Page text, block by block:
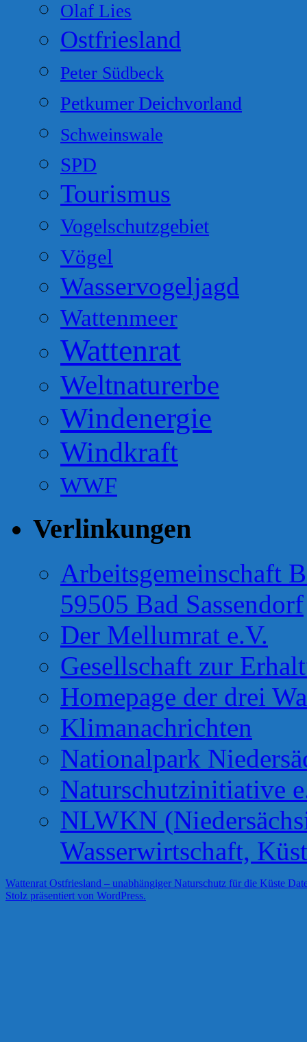
Olaf Lies
Ostfriesland
Peter Südbeck
Petkumer Deichvorland
Schweinswale
SPD
Tourismus
Vogelschutzgebiet
Vögel
Wasservogeljagd
Wattenmeer
Wattenrat
Weltnaturerbe
Windenergie
Windkraft
WWF
Verlinkungen
Arbeitsgemeinschaft
59505 Bad Sassendorf
Der Mellumrat e.V.
Gesellschaft zur
Homepage der drei
Klimanachrichten
Nationalpark
Naturschutzinitiative
NLWKN
Wasserwirtschaft,
Wattenrat Ostfriesland – unabhängiger Naturschutz für die Küste
Stolz präsentiert von WordPress.